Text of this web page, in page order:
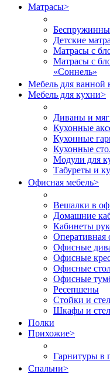
Матрасы>
Детские
Матрасы с
Матрасы с
«Соннель»
Мебель для ванной
Мебель для кухни>
Диваны и
Кухонные
Кухонные
Кухонные
Модули для
Табуреты и
Офисная мебель>
Вешалки в
Домашние
Кабинеты
Оперативная
Офисные
Офисные
Офисные
Офисные
Ресепшены
Стойки и
Шкафы и
Полки
Прихожие>
Гарнитуры в
Спальни>